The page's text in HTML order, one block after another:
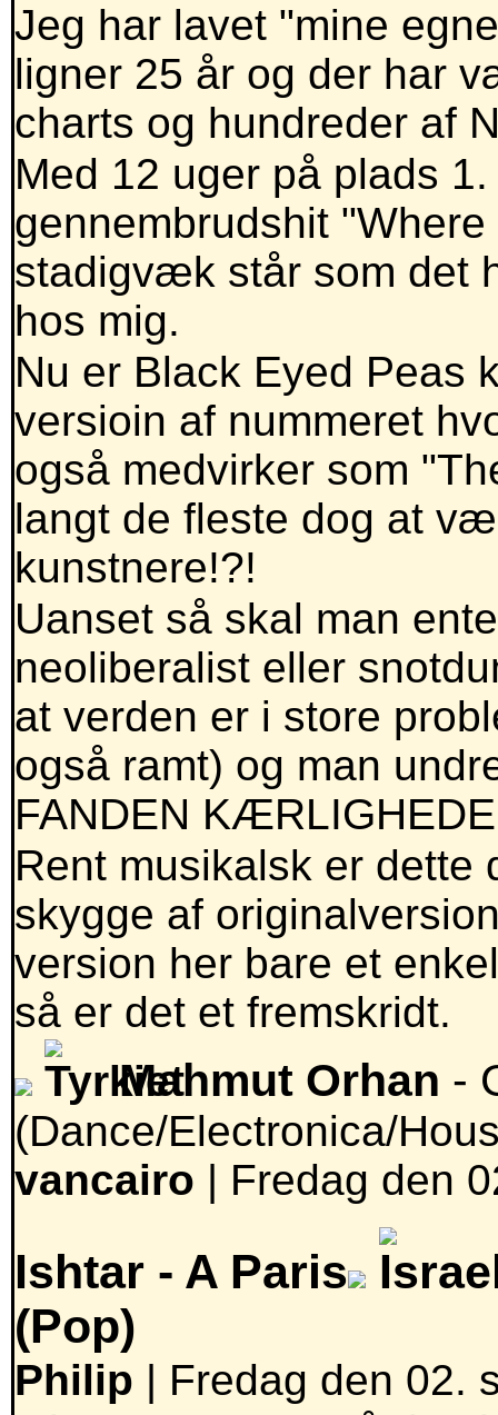
Jeg har lavet "mine
ligner 25 år og der har
charts og hundreder af
Med 12 uger på plads
gennembrudshit
stadigvæk står som det
hos mig.
Nu er Black Eyed Peas
versioin af nummeret
også medvirker som
langt de fleste dog at
kunstnere!?!
Uanset så skal man
neoliberalist eller
at verden er i store
også ramt) og man
FANDEN
Rent musikalsk er
skygge af
version her bare et
så er det et fremskridt.
Mahmut Orhan -
(Dance/Electronica/
vancairo | Fredag den
Ishtar - A Paris
(Pop)
Philip | Fredag den 02.